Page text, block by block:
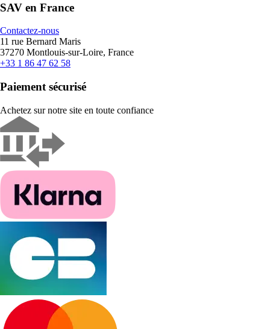
SAV en France
Contactez-nous
11 rue Bernard Maris
37270 Montlouis-sur-Loire, France
+33 1 86 47 62 58
Paiement sécurisé
Achetez sur notre site en toute confiance